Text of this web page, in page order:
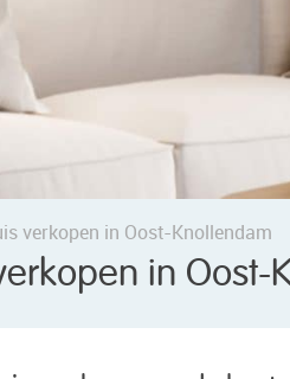
verkopen in Oost-Knollendam
in Oost-